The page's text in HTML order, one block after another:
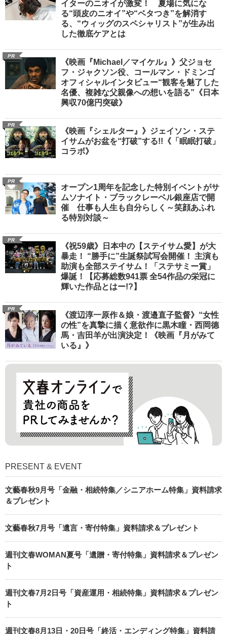
イターのニオイが激変！ 夏場に気にな
る“頭皮のニオイ”や“ベタつき”を解消す
る、“ウィッグのスペシャリスト”が生み出
した徹底ケアとは
PR
《映画『Michael／マイケル』》父ジョセ
フ・ジャクソン役、コールマン・ドミンゴ
オフィシャルインタビュー“観客を魅了した
名優、複雑な父親像への想いを語る”《日本
興収70億円突破》
PR
《映画『シェルター』》ジェイソン・ステ
イサムがお盆を“打破”する!!《「眠眠打破」
コラボ》
PR
オープン1周年を記念した特別イベントがサ
ムソナイト・ブラックレーベル銀座店で開
催 仕事も人生も自分らしく～笑顔あふれ
る特別対談～
PR
《祝59歳》日本中の【ステイサム愛】が大
暴走！ “勝手に”生誕祭試写会開催！ 主演も
助演も全部ステイサム！「ステサミー賞」
爆誕！【応募総数941票 全54作品の栄冠に
輝いた作品とはー!?】
PR
《渡辺淳一原作＆娘・渡邉直子監督》“女性
の性”を真摯に描く意欲作に黒木瞳・西岡德
馬・吉田羊が出演決定！《映画『月がみて
いる』》
PRESENT & EVENT
文藝春秋9月号「金融・相続特集／シニアホーム特集」資料請求
＆プレゼント
文藝春秋7月号「遺言・寄付特集」資料請求＆プレゼント
週刊文春WOMAN夏号「遺贈・寄付特集」資料請求＆プレゼン
ト
週刊文春7月2日号「資産運用・相続特集」資料請求＆プレゼン
ト
週刊文春8月13日・20日号「終活・エンディング特集」資料請